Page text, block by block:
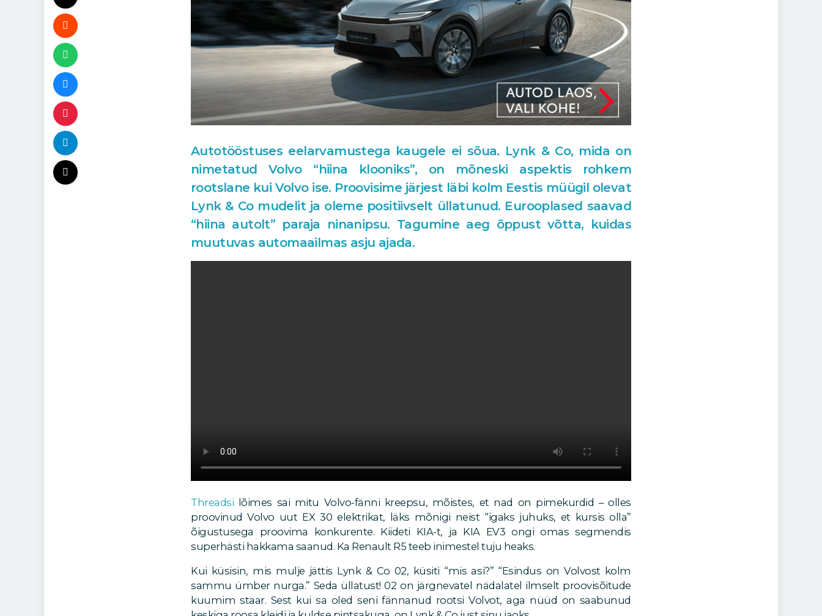
Autotööstuses eelarvamustega kaugele ei sõua. Lynk & Co, mida on
nimetatud Volvo “hiina klooniks”, on mõneski aspektis rohkem
rootslane kui Volvo ise. Proovisime järjest läbi kolm Eestis müügil olevat
Lynk & Co mudelit ja oleme positiivselt üllatunud. Eurooplased saavad
“hiina autolt” paraja ninanipsu. Tagumine aeg õppust võtta, kuidas
muutuvas automaailmas asju ajada.
Threadsi lõimes sai mitu Volvo-fänni kreepsu, mõistes, et nad on pimekurdid – olles
proovinud Volvo uut EX 30 elektrikat, läks mõnigi neist “igaks juhuks, et kursis olla”
õigustusega proovima konkurente. Kiideti KIA-t, ja KIA EV3 ongi omas segmendis
superhästi hakkama saanud. Ka Renault R5 teeb inimestel tuju heaks.
Kui küsisin, mis mulje jättis Lynk & Co 02, küsiti “mis asi?” “Esindus on Volvost kolm
sammu ümber nurga.” Seda üllatust! 02 on järgnevatel nädalatel ilmselt proovisõitude
kuumim staar. Sest kui sa oled seni fännanud rootsi Volvot, aga nüüd on saabunud